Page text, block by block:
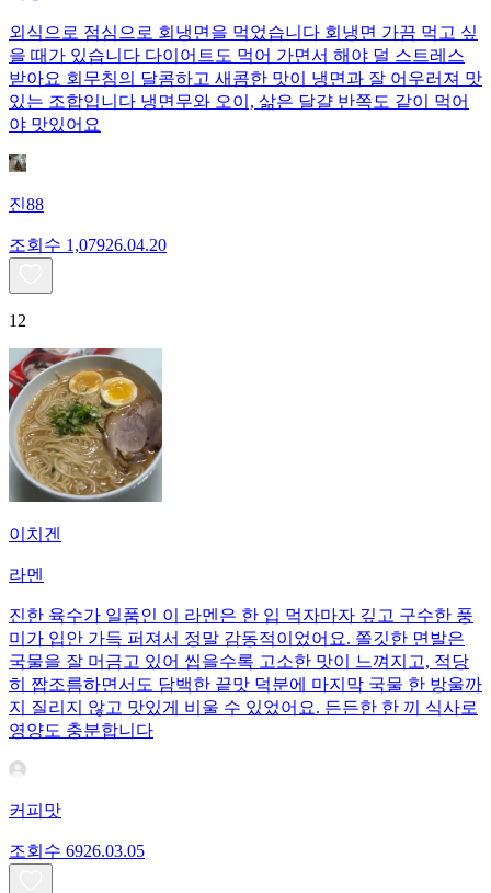
외식으로 점심으로 회냉면을 먹었습니다 회냉면 가끔 먹고 싶
을 때가 있습니다 다이어트도 먹어 가면서 해야 덜 스트레스
받아요 회무침의 달콤하고 새콤한 맛이 냉면과 잘 어우러져 맛
있는 조합입니다 냉면무와 오이, 삶은 달걀 반쪽도 같이 먹어
야 맛있어요
진88
조회수 1,07926.04.20
12
이치겐
라멘
진한 육수가 일품인 이 라멘은 한 입 먹자마자 깊고 구수한 풍
미가 입안 가득 퍼져서 정말 감동적이었어요. 쫄깃한 면발은
국물을 잘 머금고 있어 씹을수록 고소한 맛이 느껴지고, 적당
히 짭조름하면서도 담백한 끝맛 덕분에 마지막 국물 한 방울까
지 질리지 않고 맛있게 비울 수 있었어요. 든든한 한 끼 식사로
영양도 충분합니다
커피맛
조회수 6926.03.05